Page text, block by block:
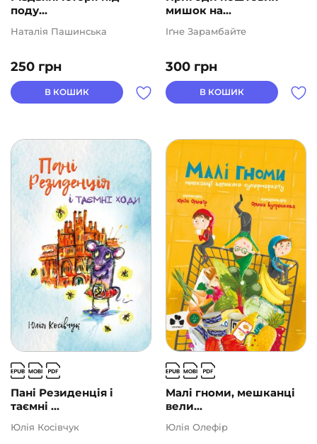
поду...
250 грн
Наталія Пашинська
В КОШИК
мишок на...
300 грн
Іґне Зарамбайте
В КОШИК
Пані Резиденція і
таємні ...
Юлія Косівчук
Малі гноми, мешканці
вели...
Юлія Олефір